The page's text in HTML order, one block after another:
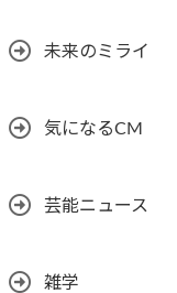
未来のミライ
気になるCM
芸能ニュース
雑学